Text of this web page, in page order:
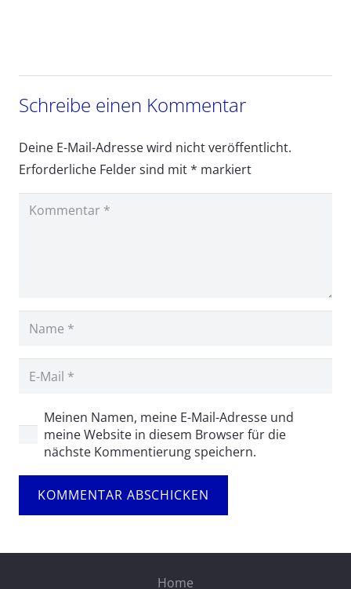
Schreibe einen Kommentar
Deine E-Mail-Adresse wird nicht veröffentlicht.
Erforderliche Felder sind mit* markiert
Meinen Namen, meine E-Mail-Adresse und
meine Website in diesem Browser für die
nächste Kommentierung speichern.
KOMMENTAR ABSCHICKEN
Home